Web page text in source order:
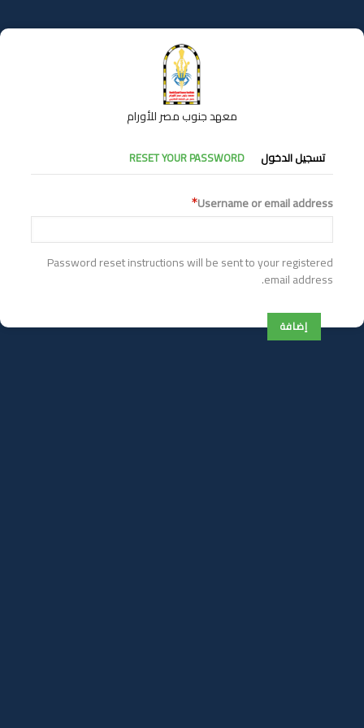
إلى
المحتوى
معهد جنوب مصر للأورام
التبويبات
الأساسية
تسجيل الدخول RESET YOUR PASSWORD
Username or email address
Password reset instructions will be sent to your registered
email address.